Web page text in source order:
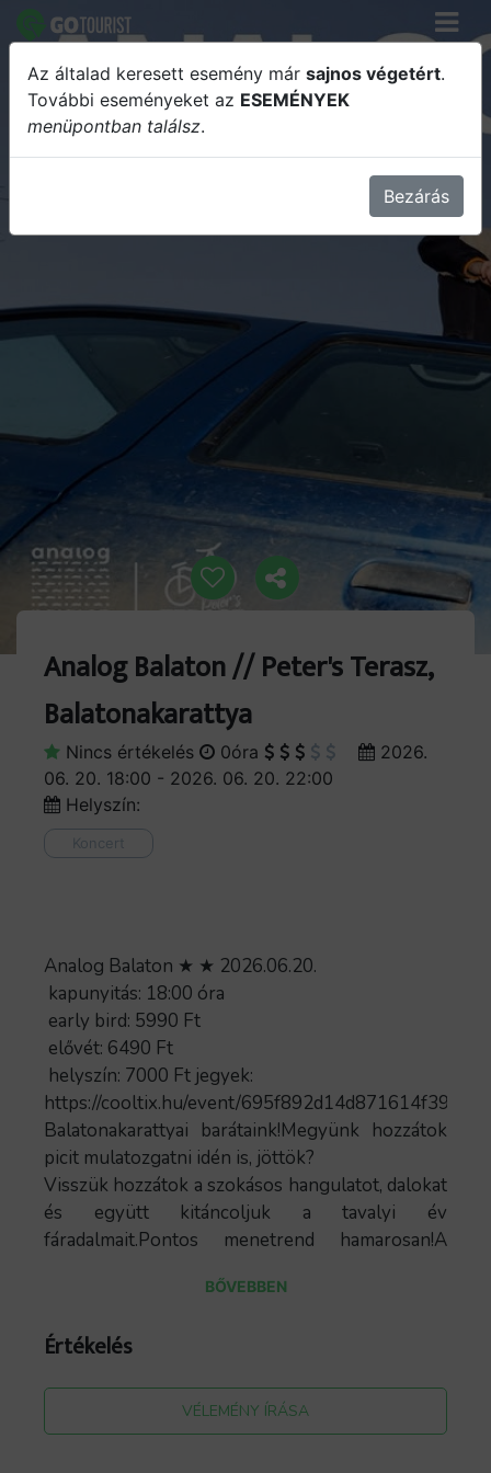
Analog Balaton // Peter's Terasz,
Balatonakarattya
Analog Balaton // Peter's Terasz,
Balatonakarattya
Nincs értékelés 0óra
2026.
06. 20. 18:00 - 2026. 06. 20. 22:00
Helyszín:
Koncert
Analog Balaton ★ ★ 2026.06.20.
kapunyitás: 18:00 óra
early bird: 5990 Ft
elővét: 6490 Ft
helyszín: 7000 Ft jegyek:
https://cooltix.hu/event/
Balatonakarattyai barátaink!Megyünk hozzátok
picit mulatozgatni idén is, jöttök?
Visszük hozzátok a szokásos hangulatot, dalokat
és együtt kitáncoljuk a tavalyi év
fáradalmait.Pontos menetrend hamarosan!A
(https://nka.hu/) és a Hangfoglaló Program
meg.https://www.analogbalaton.hu/Zsuffa Aba
2017-ben alakult Budapesten. Az ország egyik
legizgalmasabb zenekaraként tartják őket
BŐVEBBEN
Értékelés
VÉLEMÉNY ÍRÁSA
Az általad keresett esemény már sajnos végetért.
További eseményeket az ESEMÉNYEK
menüpontban találsz.
Bezárás